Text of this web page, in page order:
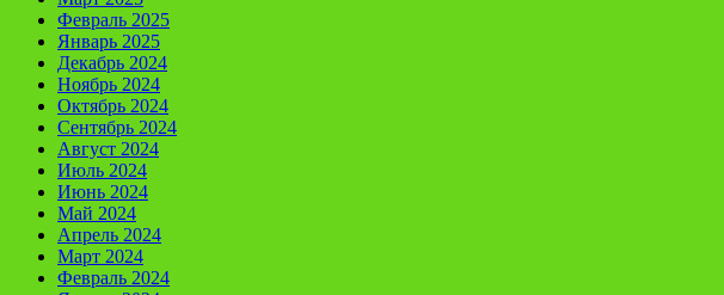
Февраль 2025
Январь 2025
Декабрь 2024
Ноябрь 2024
Октябрь 2024
Сентябрь 2024
Август 2024
Июль 2024
Июнь 2024
Май 2024
Апрель 2024
Март 2024
Февраль 2024